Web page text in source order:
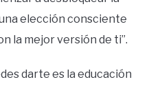
elección consciente
la mejor versión de ti”.
darte es la educación